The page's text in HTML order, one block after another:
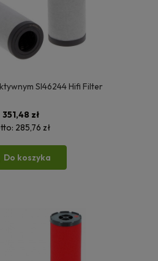
SI46244 Hifi Filter
351,48 zł
285,76 zł
Do koszyka